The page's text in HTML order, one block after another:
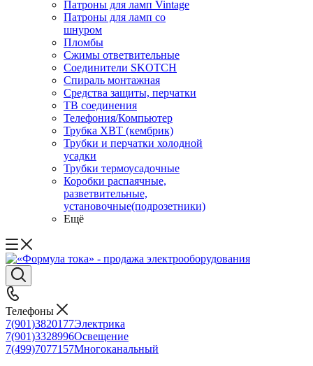
Патроны для ламп Vintage
Патроны для ламп со
шнуром
Пломбы
Сжимы ответвительные
Соединители SKOTCH
Спираль монтажная
Средства защиты, перчатки
ТВ соединения
Телефония/Компьютер
Трубка ХВТ (кембрик)
Трубки и перчатки холодной
усадки
Трубки термоусадочные
Коробки распаячные,
разветвительные,
установочные(подрозетники)
Ещё
Телефоны
7(901)3820177Электрика
7(901)3328996Освещение
7(499)7077157Многоканальный